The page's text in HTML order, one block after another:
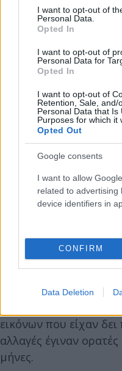
consent section.
I want to opt-out of
Personal Data.
Opted In
I want to opt-out of
Personal Data for
Opted In
I want to opt-out of
Retention, Sale, and/
Personal Data that Is
Purposes for which it
Opted Out
Google consents
I want to allow
related to advertising
device identifiers in
CONFIRM
Data Deletion
Οι αλλαγές που
Ειδικότερα, όσοι
πιο έντονη
εικόνων που είχαν
αλλαγές έγιναν
μήνες.